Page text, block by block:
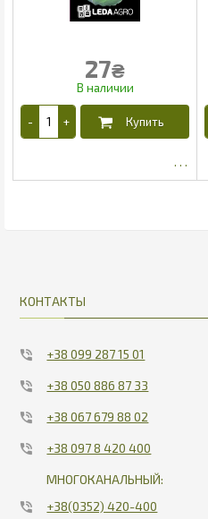
27₴
КОНТАКТЫ
+38 099 287 15 01
+38 050 886 87 33
+38 067 679 88 02
+38 097 8 420 400
МНОГОКАНАЛЬНЫЙ:
+38(0352) 420-400